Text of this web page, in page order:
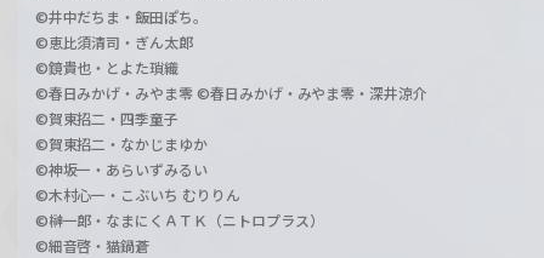
©井中だちま・飯田ぽち。
©恵比須清司・ぎん太郎
©鏡貴也・とよた瑣織
©春日みかげ・みやま零 ©春日みかげ・みやま零・深井涼介
©賀東招二・四季童子
©賀東招二・なかじまゆか
©神坂一・あらいずみるい
©木村心一・こぶいち むりりん
©榊一郎・なまにくＡＴＫ（ニトロプラス）
©細音啓・猫鍋蒼